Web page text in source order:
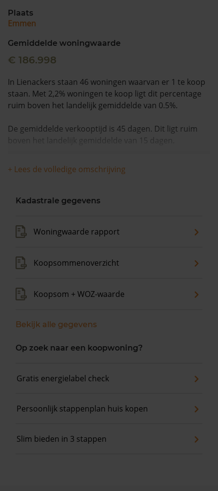
Plaats
Emmen
Gemiddelde woningwaarde
€ 186.998
In Lienackers staan 46 woningen waarvan er 1 te koop
staan. Met 2,2% woningen te koop ligt dit percentage
ruim boven het landelijk gemiddelde van 0.5%.
De gemiddelde verkooptijd is 45 dagen. Dit ligt ruim
boven het landelijk gemiddelde van 15 dagen.
De gemiddelde huizenprijs is €249.500. De gemiddelde
vraagprijs is €249.500. In de afgelopen 12 maanden is
+ Lees de volledige omschrijving
Kadastrale gegevens
Woningwaarde rapport
Koopsommenoverzicht
Koopsom + WOZ-waarde
Bekijk alle gegevens
Op zoek naar een koopwoning?
Gratis energielabel check
Persoonlijk stappenplan huis kopen
Slim bieden in 3 stappen